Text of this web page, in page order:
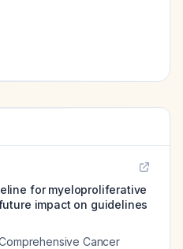
for myeloproliferative
impact on guidelines
Cancer